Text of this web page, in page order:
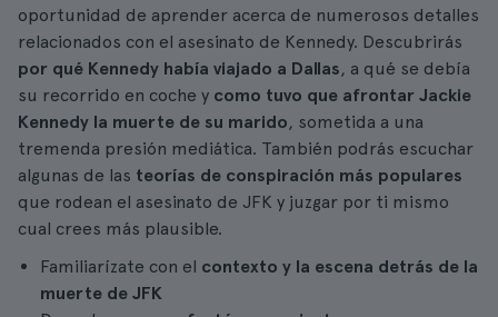
oportunidad de aprender acerca de numerosos detalles
relacionados con el asesinato de Kennedy. Descubrirás
por qué Kennedy había viajado a Dallas, a qué se debía
su recorrido en coche y como tuvo que afrontar Jackie
Kennedy la muerte de su marido, sometida a una
tremenda presión mediática. También podrás escuchar
algunas de las teorías de conspiración más populares
que rodean el asesinato de JFK y juzgar por ti mismo
cual crees más plausible.
Familiarízate con el contexto y la escena detrás de la
muerte de JFK